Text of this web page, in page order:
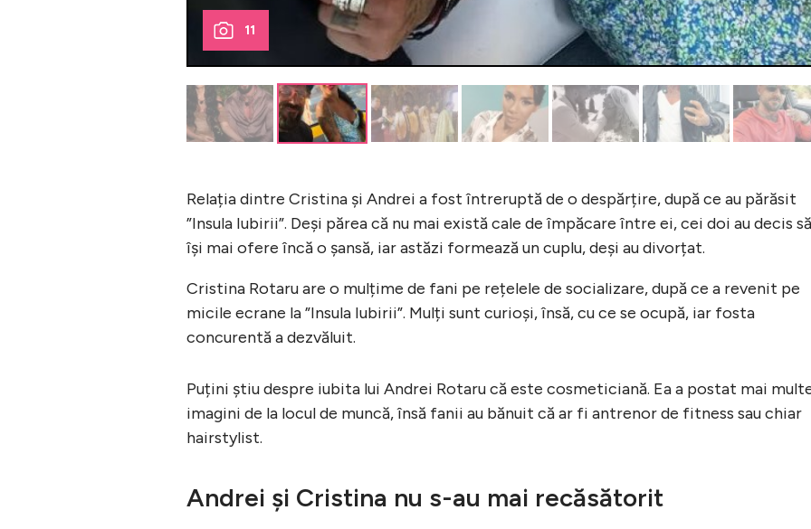
11
Relația dintre Cristina și Andrei a fost întreruptă de o despărțire, după ce au părăsit
”Insula Iubirii”. Deși părea că nu mai există cale de împăcare între ei, cei doi au decis să
își mai ofere încă o șansă, iar astăzi formează un cuplu, deși au divorțat.
Cristina Rotaru are o mulțime de fani pe rețelele de socializare, după ce a revenit pe
micile ecrane la ”Insula Iubirii”. Mulți sunt curioși, însă, cu ce se ocupă, iar fosta
concurentă a dezvăluit.
Puțini știu despre iubita lui Andrei Rotaru că este cosmeticiană. Ea a postat mai
imagini de la locul de muncă, însă fanii au bănuit că ar fi antrenor de fitness sau chiar
hairstylist.
Andrei și Cristina nu s-au mai recăsătorit